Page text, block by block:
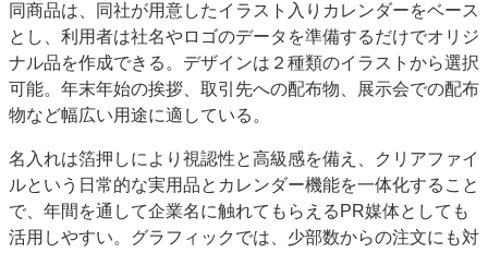
特集・デジタル印刷 ～ 新成長軌道を描く
案内
発刊案内
JFPI印刷用語集 印刷機材年鑑
会社案内
購読・購入申し込み
サイトポリシー
お問い合わせ
同商品は、同社が用意したイラスト入りカレンダーをベース
とし、利用者は社名やロゴのデータを準備するだけでオリジ
ナル品を作成できる。デザインは２種類のイラストから選択
可能。年末年始の挨拶、取引先への配布物、展示会での配布
物など幅広い用途に適している。
名入れは箔押しにより視認性と高級感を備え、クリアファイ
ルという日常的な実用品とカレンダー機能を一体化すること
で、年間を通して企業名に触れてもらえるPR媒体としても
活用しやすい。グラフィックでは、少部数からの注文にも対